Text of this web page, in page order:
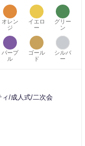
オレン
ジ
イエロ
ー
グリー
ン
パープ
ル
ゴール
ド
シルバ
ー
/成人式/二次会